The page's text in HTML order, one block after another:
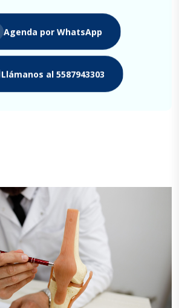
Agenda por WhatsApp
Llámanos al 5587943303